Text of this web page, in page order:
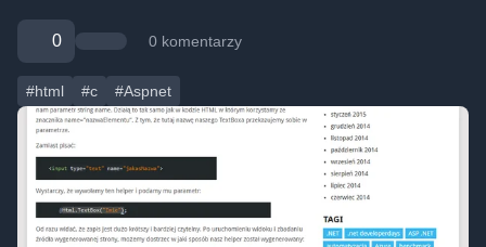
0 0 komentarzy
#html #c #Aspnet